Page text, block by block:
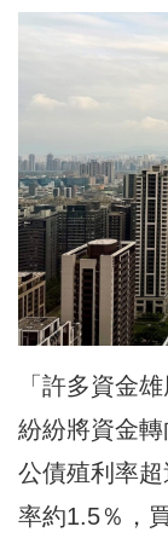
「許多資金
紛紛將資金
公債殖利率
率約1.5％，